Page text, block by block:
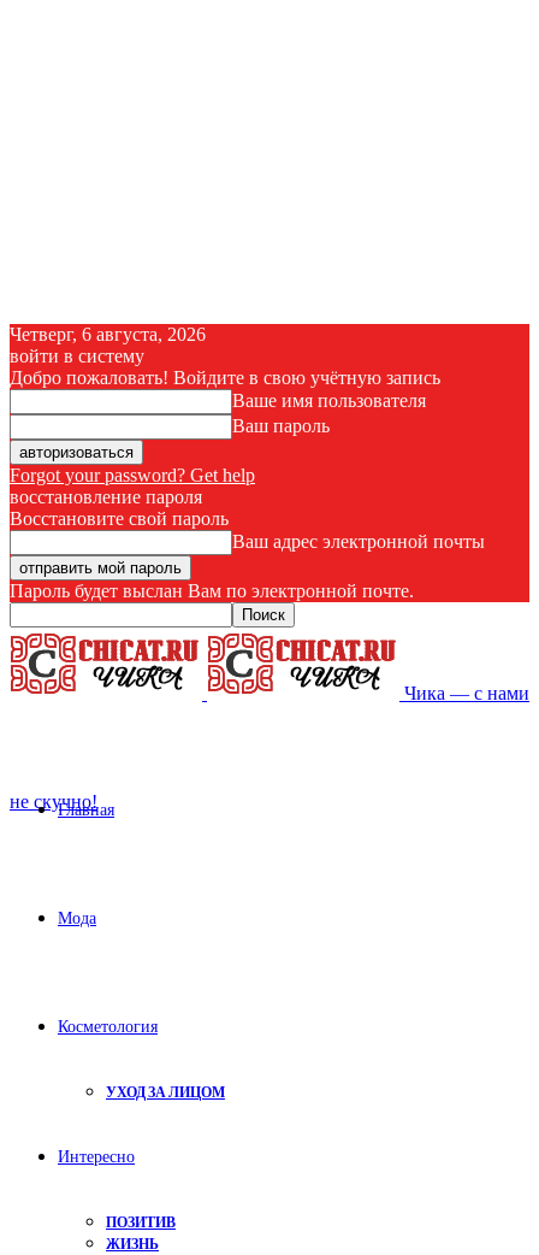
Четверг, 6 августа, 2026
войти в систему
Добро пожаловать! Войдите в свою учётную запись
Ваше имя пользователя
Ваш пароль
Forgot your password? Get help
восстановление пароля
Восстановите свой пароль
Ваш адрес электронной почты
Пароль будет выслан Вам по электронной почте.
Чика — с нами
не скучно!
Главная
Мода
Косметология
УХОД ЗА ЛИЦОМ
Интересно
ПОЗИТИВ
ЖИЗНЬ